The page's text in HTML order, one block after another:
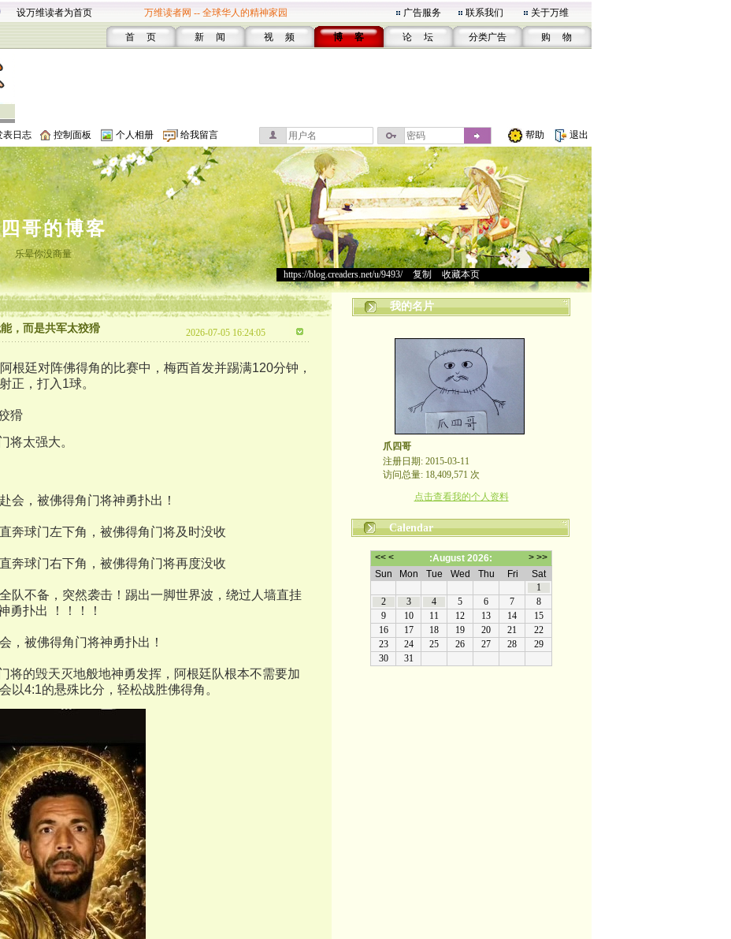
设万维读者为首页 万维读者网 -- 全球华人的精神家园 广告服务 联系我们 关于万维
首 页 新 闻 视 频 博 客 论 坛 分类广告 购 物
表日志 控制面板 个人相册 给我留言 帮助 退出
哥的博客
乐晕你没商量
https://blog.creaders.net/u/9493/> 复制 收藏本页
，而是共军太狡猾 2026-07-05 16:24:05
根廷对阵佛得角的比赛中，梅西首发并踢满120分钟，
正，打入1球。
猾
将太强大。
会，被佛得角门将神勇扑出！
奔球门左下角，被佛得角门将及时没收
奔球门右下角，被佛得角门将再度没收
队不备，突然袭击！踢出一脚世界波，绕过人墙直挂
勇扑出 ！！！！
，被佛得角门将神勇扑出！
将的毁天灭地般地神勇发挥，阿根廷队根本不需要加
以4:1的悬殊比分，轻松战胜佛得角。
我的名片
爪四哥
注册日期: 2015-03-11
访问总量: 18,409,571 次
点击查看我的个人资料
Calendar